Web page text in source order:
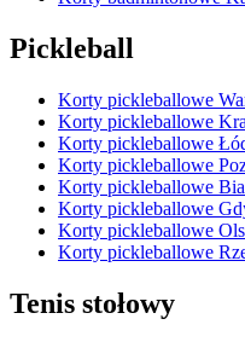
Pickleball
Korty pickleballowe
Korty pickleballowe
Korty pickleballowe
Korty pickleballowe
Korty pickleballowe
Korty pickleballowe
Korty pickleballowe
Korty pickleballowe
Tenis stołowy